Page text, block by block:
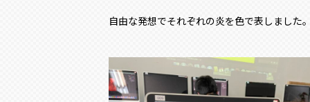
自由な発想でそれぞれの炎を色で表しました